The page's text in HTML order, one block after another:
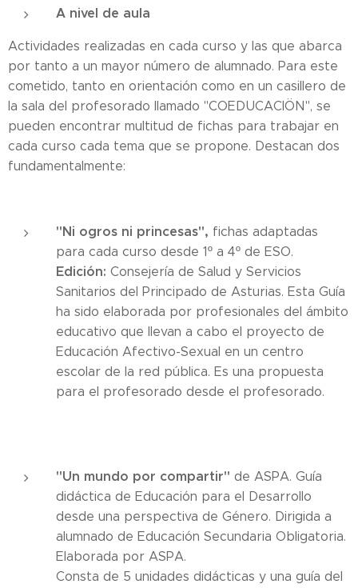
A nivel de aula
Actividades realizadas en cada curso y las que abarca
por tanto a un mayor número de alumnado. Para este
cometido, tanto en orientación como en un casillero de
la sala del profesorado llamado "COEDUCACIÖN", se
pueden encontrar multitud de fichas para trabajar en
cada curso cada tema que se propone. Destacan dos
fundamentalmente:
"Ni ogros ni princesas", fichas adaptadas
para cada curso desde 1º a 4º de ESO.
Edición: Consejería de Salud y Servicios
Sanitarios del Principado de Asturias. Esta Guía
ha sido elaborada por profesionales del ámbito
educativo que llevan a cabo el proyecto de
Educación Afectivo-Sexual en un centro
escolar de la red pública. Es una propuesta
para el profesorado desde el profesorado.
"Un mundo por compartir" de ASPA. Guía
didáctica de Educación para el Desarrollo
desde una perspectiva de Género. Dirigida a
alumnado de Educación Secundaria Obligatoria.
Elaborada por ASPA.
Consta de 5 unidades didácticas y una guía del